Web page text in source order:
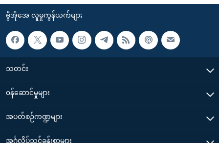
ဗွီအိုအေ လူမှုကွန်ယက်များ
သတင်း
၀န်ဆောင်မှုများ
အပတ်စဉ်ကဏ္ဍများ
အင်္ဂလိပ်သင်ခန်းစာများ